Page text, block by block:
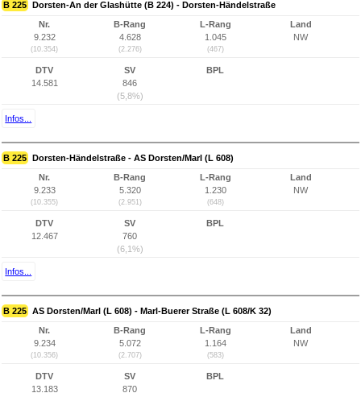
B 225 Dorsten-An der Glashütte (B 224) - Dorsten-Händelstraße
Nr.
9.232
(10.354)
B-Rang
4.628
(2.276)
L-Rang
1.045
(467)
Land
NW
DTV
14.581
SV
846
(5,8%)
BPL
Infos...
B 225 Dorsten-Händelstraße - AS Dorsten/Marl (L 608)
Nr.
9.233
(10.355)
B-Rang
5.320
(2.951)
L-Rang
1.230
(648)
Land
NW
DTV
12.467
SV
760
(6,1%)
BPL
Infos...
B 225 AS Dorsten/Marl (L 608) - Marl-Buerer Straße (L 608/K 32)
Nr.
9.234
(10.356)
B-Rang
5.072
(2.707)
L-Rang
1.164
(583)
Land
NW
DTV
13.183
SV
870
BPL